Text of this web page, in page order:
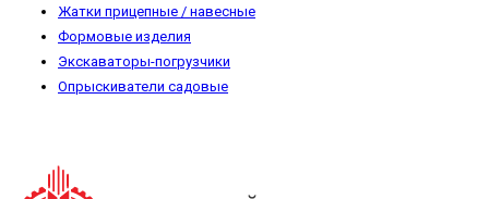
Жатки прицепные / навесные
Формовые изделия
Экскаваторы-погрузчики
Опрыскиватели садовые